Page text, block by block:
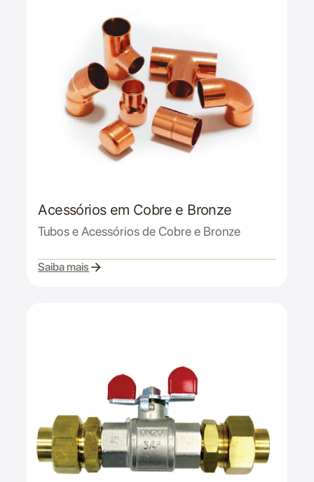
Acessórios em Cobre e Bronze
Tubos e Acessórios de Cobre e Bronze
Saiba mais